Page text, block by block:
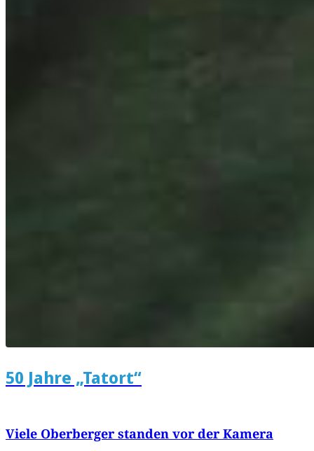
50 Jahre „Tatort“
Viele Oberberger standen vor der Kamera